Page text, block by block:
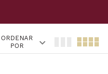
ORDENAR
POR